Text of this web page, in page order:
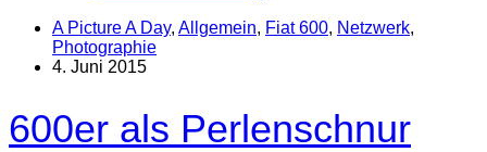
A Picture A Day, Allgemein, Fiat 600, Netzwerk,
Photographie
4. Juni 2015
600er als Perlenschnur